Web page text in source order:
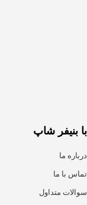
با بنیفر شاپ
درباره ما
تماس با ما
سوالات متداول